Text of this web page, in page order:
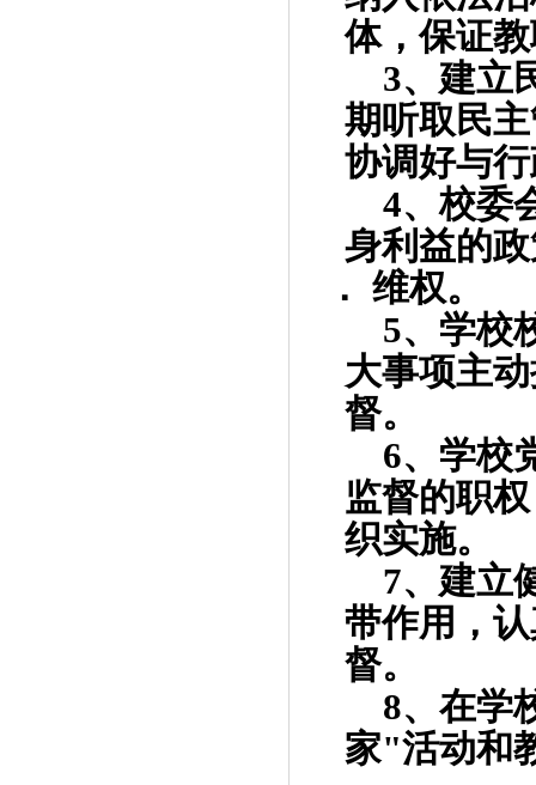
体，保证
3、建立
期听取民
协调好与
4、校委
身利益的
． 维权。
5、学校
大事项主
督。
6、学校
监督的职
织实施。
7、建立
带作用，
督。
8、在学
家"活动和